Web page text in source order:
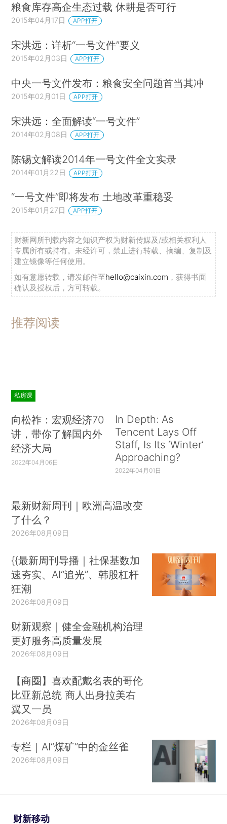
粮食库存高企生态过载 休耕是否可行
2015年04月17日 APP打开
宋洪远：详析“一号文件”要义
2015年02月03日 APP打开
中央一号文件发布：粮食安全问题首当其冲
2015年02月01日 APP打开
宋洪远：全面解读“一号文件”
2014年02月08日 APP打开
陈锡文解读2014年一号文件全文实录
2014年01月22日 APP打开
“一号文件”即将发布 土地改革重稳妥
2015年01月27日 APP打开
财新网所刊载内容之知识产权为财新传媒及/或相关权利人
专属所有或持有。未经许可，禁止进行转载、摘编、复制及
建立镜像等任何使用。
如有意愿转载，请发邮件至hello@caixin.com ，获得书面
确认及授权后，方可转载。
推荐阅读
私房课
向松祚：宏观经济70
讲，带你了解国内外
经济大局
2022年04月06日
In Depth: As
Tencent Lays Off
Staff, Is Its ‘Winter’
Approaching?
2022年04月01日
最新财新周刊｜欧洲高温改变
了什么？
2026年08月09日
{{最新周刊导播｜社保基数加
速夯实、AI“追光”、韩股杠杆
狂潮
2026年08月09日
财新观察｜健全金融机构治理
更好服务高质量发展
2026年08月09日
【商圈】喜欢配戴名表的哥伦
比亚新总统 商人出身拉美右
翼又一员
2026年08月09日
专栏｜AI“煤矿”中的金丝雀
2026年08月09日
财新移动